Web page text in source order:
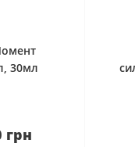
30мл
грн